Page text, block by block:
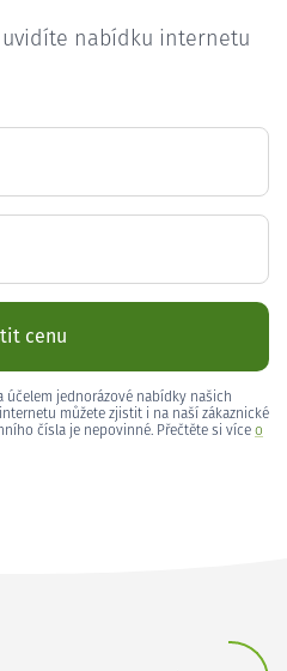
nabídku internetu
cenu
jednorázové nabídky našich
můžete zjistit i na naší zákaznické
čísla je nepovinné. Přečtěte si více o